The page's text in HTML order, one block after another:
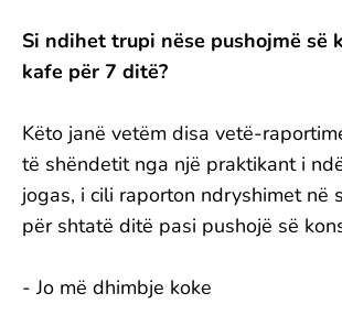
Si ndihet trupi nëse pushojmë së
kafe për 7 ditë?
Këto janë vetëm disa vetë-
të shëndetit nga një praktikant i
jogas, i cili raporton ndryshimet në
për shtatë ditë pasi pushojë së
- Jo më dhimbje koke